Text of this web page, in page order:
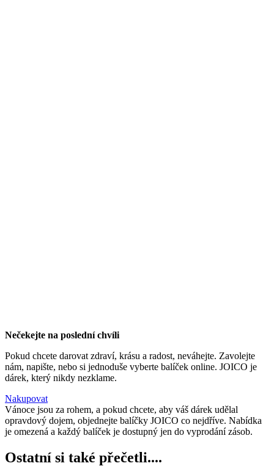
Nečekejte na poslední chvíli
Pokud chcete darovat zdraví, krásu a radost, neváhejte. Zavolejte
nám, napište, nebo si jednoduše vyberte balíček online. JOICO je
dárek, který nikdy nezklame.
Nakupovat
Vánoce jsou za rohem, a pokud chcete, aby váš dárek udělal
opravdový dojem, objednejte balíčky JOICO co nejdříve. Nabídka
je omezená a každý balíček je dostupný jen do vyprodání zásob.
Ostatní si také přečetli....